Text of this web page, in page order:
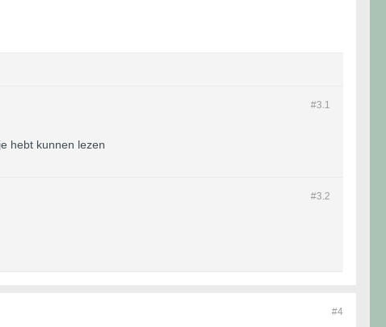
#3.1
hebt kunnen lezen
#3.2
#4